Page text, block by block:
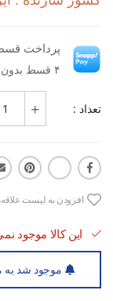
پرداخت
۴ قسط بدون کارمزد، ماهانه ۷۲۷٬۵۰۰ تومان
تعداد :
افزودن به لیست
این کالا موجود
موجود شد به